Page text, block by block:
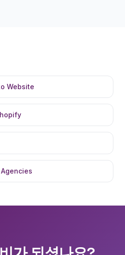
Website